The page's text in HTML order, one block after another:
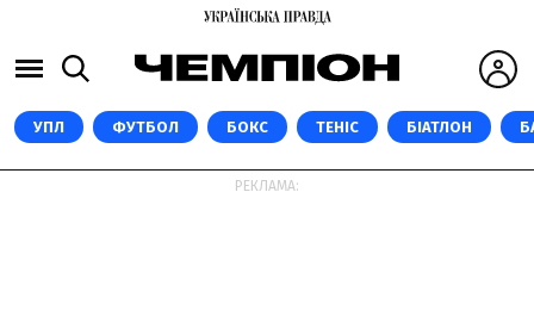
УПЛ ФУТБОЛ БОКС ТЕНІС БІАТЛОН
РЕКЛАМА: